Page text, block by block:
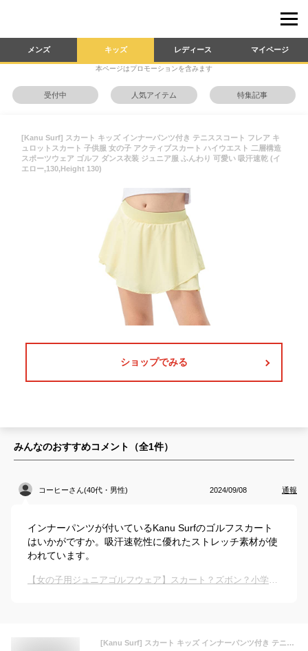
メンズ キッズ レディース マイページ
本ページはプロモーションを含みます
受付中 人気アイテム 特集記事
[Kanu Surf] スカート キッズ インナーパンツ付き テニススコート フレア キ
ュロットスカート 子供服 女の子 アクティブスカート ハイウエスト 二層構造
スポーツウェア ゴルフ ダンス衣装 ジュニア服 ふんわり 可愛い 吸汗速乾 (イ
エロー,130,Height 130)
ショップでみる
みんなのおすすめコメント（全1件）
コーヒーさん(40代・男性) 2024/09/08 通報
インナーパンツが付いているKanu Surfのゴルフスカート
はいかがですか。吸汗速乾性に優れたストレッチ素材が使
われています。
【女の子用ジュニアゴルフウェア】スカート？ズボン？小学生におすすめは？
[Kanu Surf] スカート キッズ インナーパンツ付き テニススコート フレア キュロットスカート 子供服 女の子 アクティブスカート ハイウエスト 二層構造 スポーツウェア ゴルフ ダンス衣装 ジュニア服 ふんわり 可愛い 吸汗速乾 (イエロー,130,Height 130)